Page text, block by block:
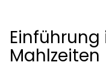
Mahlzeiten